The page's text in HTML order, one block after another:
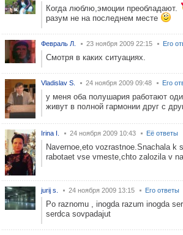
Когда люблю,эмоции преобладают.
разум не на последнем месте
Февраль Л. 23 ноября 2009 22:15 Его
Смотря в каких ситуациях.
Vladislav S. 24 ноября 2009 09:48 Его
у меня оба полушария работают
живут в полной гармонии друг с
Irina I. 24 ноября 2009 10:43 Её ответы
Navernoe,eto vozrastnoe.Snachala k
rabotaet vse vmeste,chto zalozila v
jurij s. 24 ноября 2009 13:15 Его ответы
Po raznomu , inogda razum inogda
serdca sovpadajut